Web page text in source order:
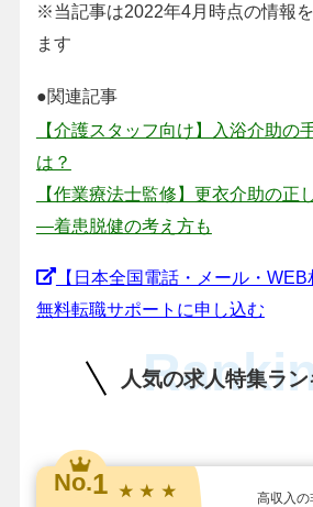
※当記事は2022年4月時点の情報
ます
●関連記事
【介護スタッフ向け】入浴介助の
は？
【作業療法士監修】更衣介助の正
―着患脱健の考え方も
【日本全国電話・メール・
無料転職サポートに申し込む
人気の求人特集ラ
No.1 ★ ★ ★
高収入の